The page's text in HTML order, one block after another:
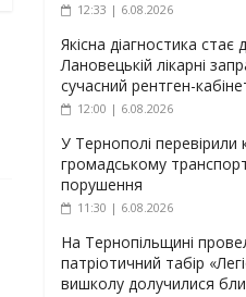
12:33 | 6.08.2026
Якісна діагностика
Лановецькій лікарні
сучасний рентген-
12:00 | 6.08.2026
У Тернополі перевірили
громадському
порушення
11:30 | 6.08.2026
На Тернопільщині
патріотичний табір
вишколу долучилися